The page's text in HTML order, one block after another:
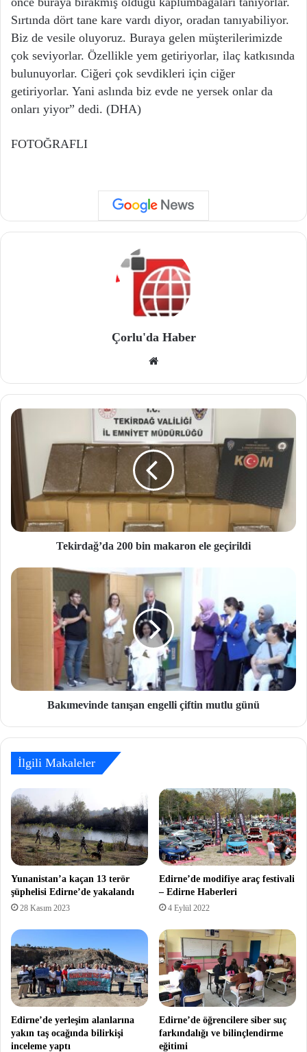
Sırtında dört tane kare vardı diyor, oradan tanıyabiliyor.
Biz de vesile oluyoruz. Buraya gelen müşterilerimizde
çok seviyorlar. Özellikle yem getiriyorlar, ilaç katkısında
bulunuyorlar. Ciğeri çok sevdikleri için ciğer
getiriyorlar. Yani aslında biz evde ne yersek onlar da
onları yiyor” dedi. (DHA)
FOTOĞRAFLI
Çorlu'da Haber
site
si
Tekirdağ’da 200 bin makaron ele geçirildi
Bakımevinde tanışan engelli çiftin mutlu günü
İlgili Makaleler
Yunanistan’a kaçan 13 terör
şüphelisi Edirne’de yakalandı
28 Kasım 2023
Edirne’de modifiye araç festivali
– Edirne Haberleri
4 Eylül 2022
Edirne’de yerleşim alanlarına
yakın taş ocağında bilirkişi
inceleme yaptı
Edirne’de öğrencilere siber suç
farkındalığı ve bilinçlendirme
eğitimi